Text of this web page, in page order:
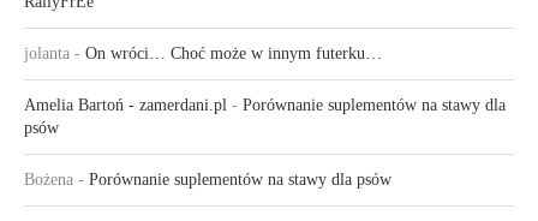
jolanta - On wróci… Choć może w innym futerku…
Amelia Bartoń - zamerdani.pl - Porównanie suplementów na stawy dla
psów
Bożena - Porównanie suplementów na stawy dla psów